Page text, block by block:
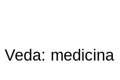
Veda: medicina